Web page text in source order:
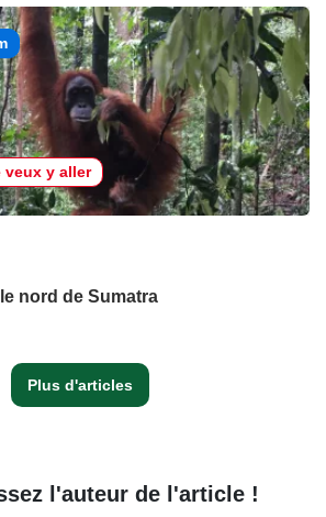
veux y aller
nord de Sumatra
Plus d'articles
l'auteur de l'article !